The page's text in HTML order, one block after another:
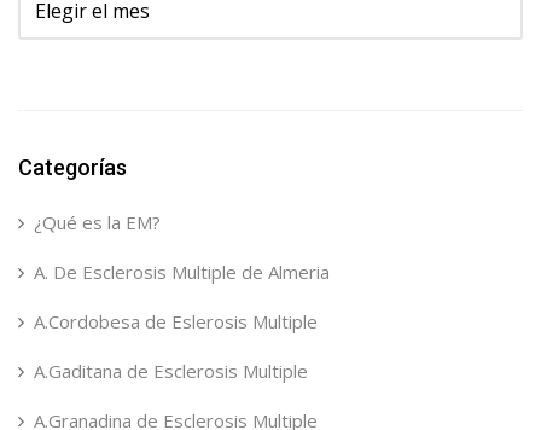
Categorías
¿Qué es la EM?
A. De Esclerosis Multiple de Almeria
A.Cordobesa de Eslerosis Multiple
A.Gaditana de Esclerosis Multiple
A.Granadina de Esclerosis Multiple